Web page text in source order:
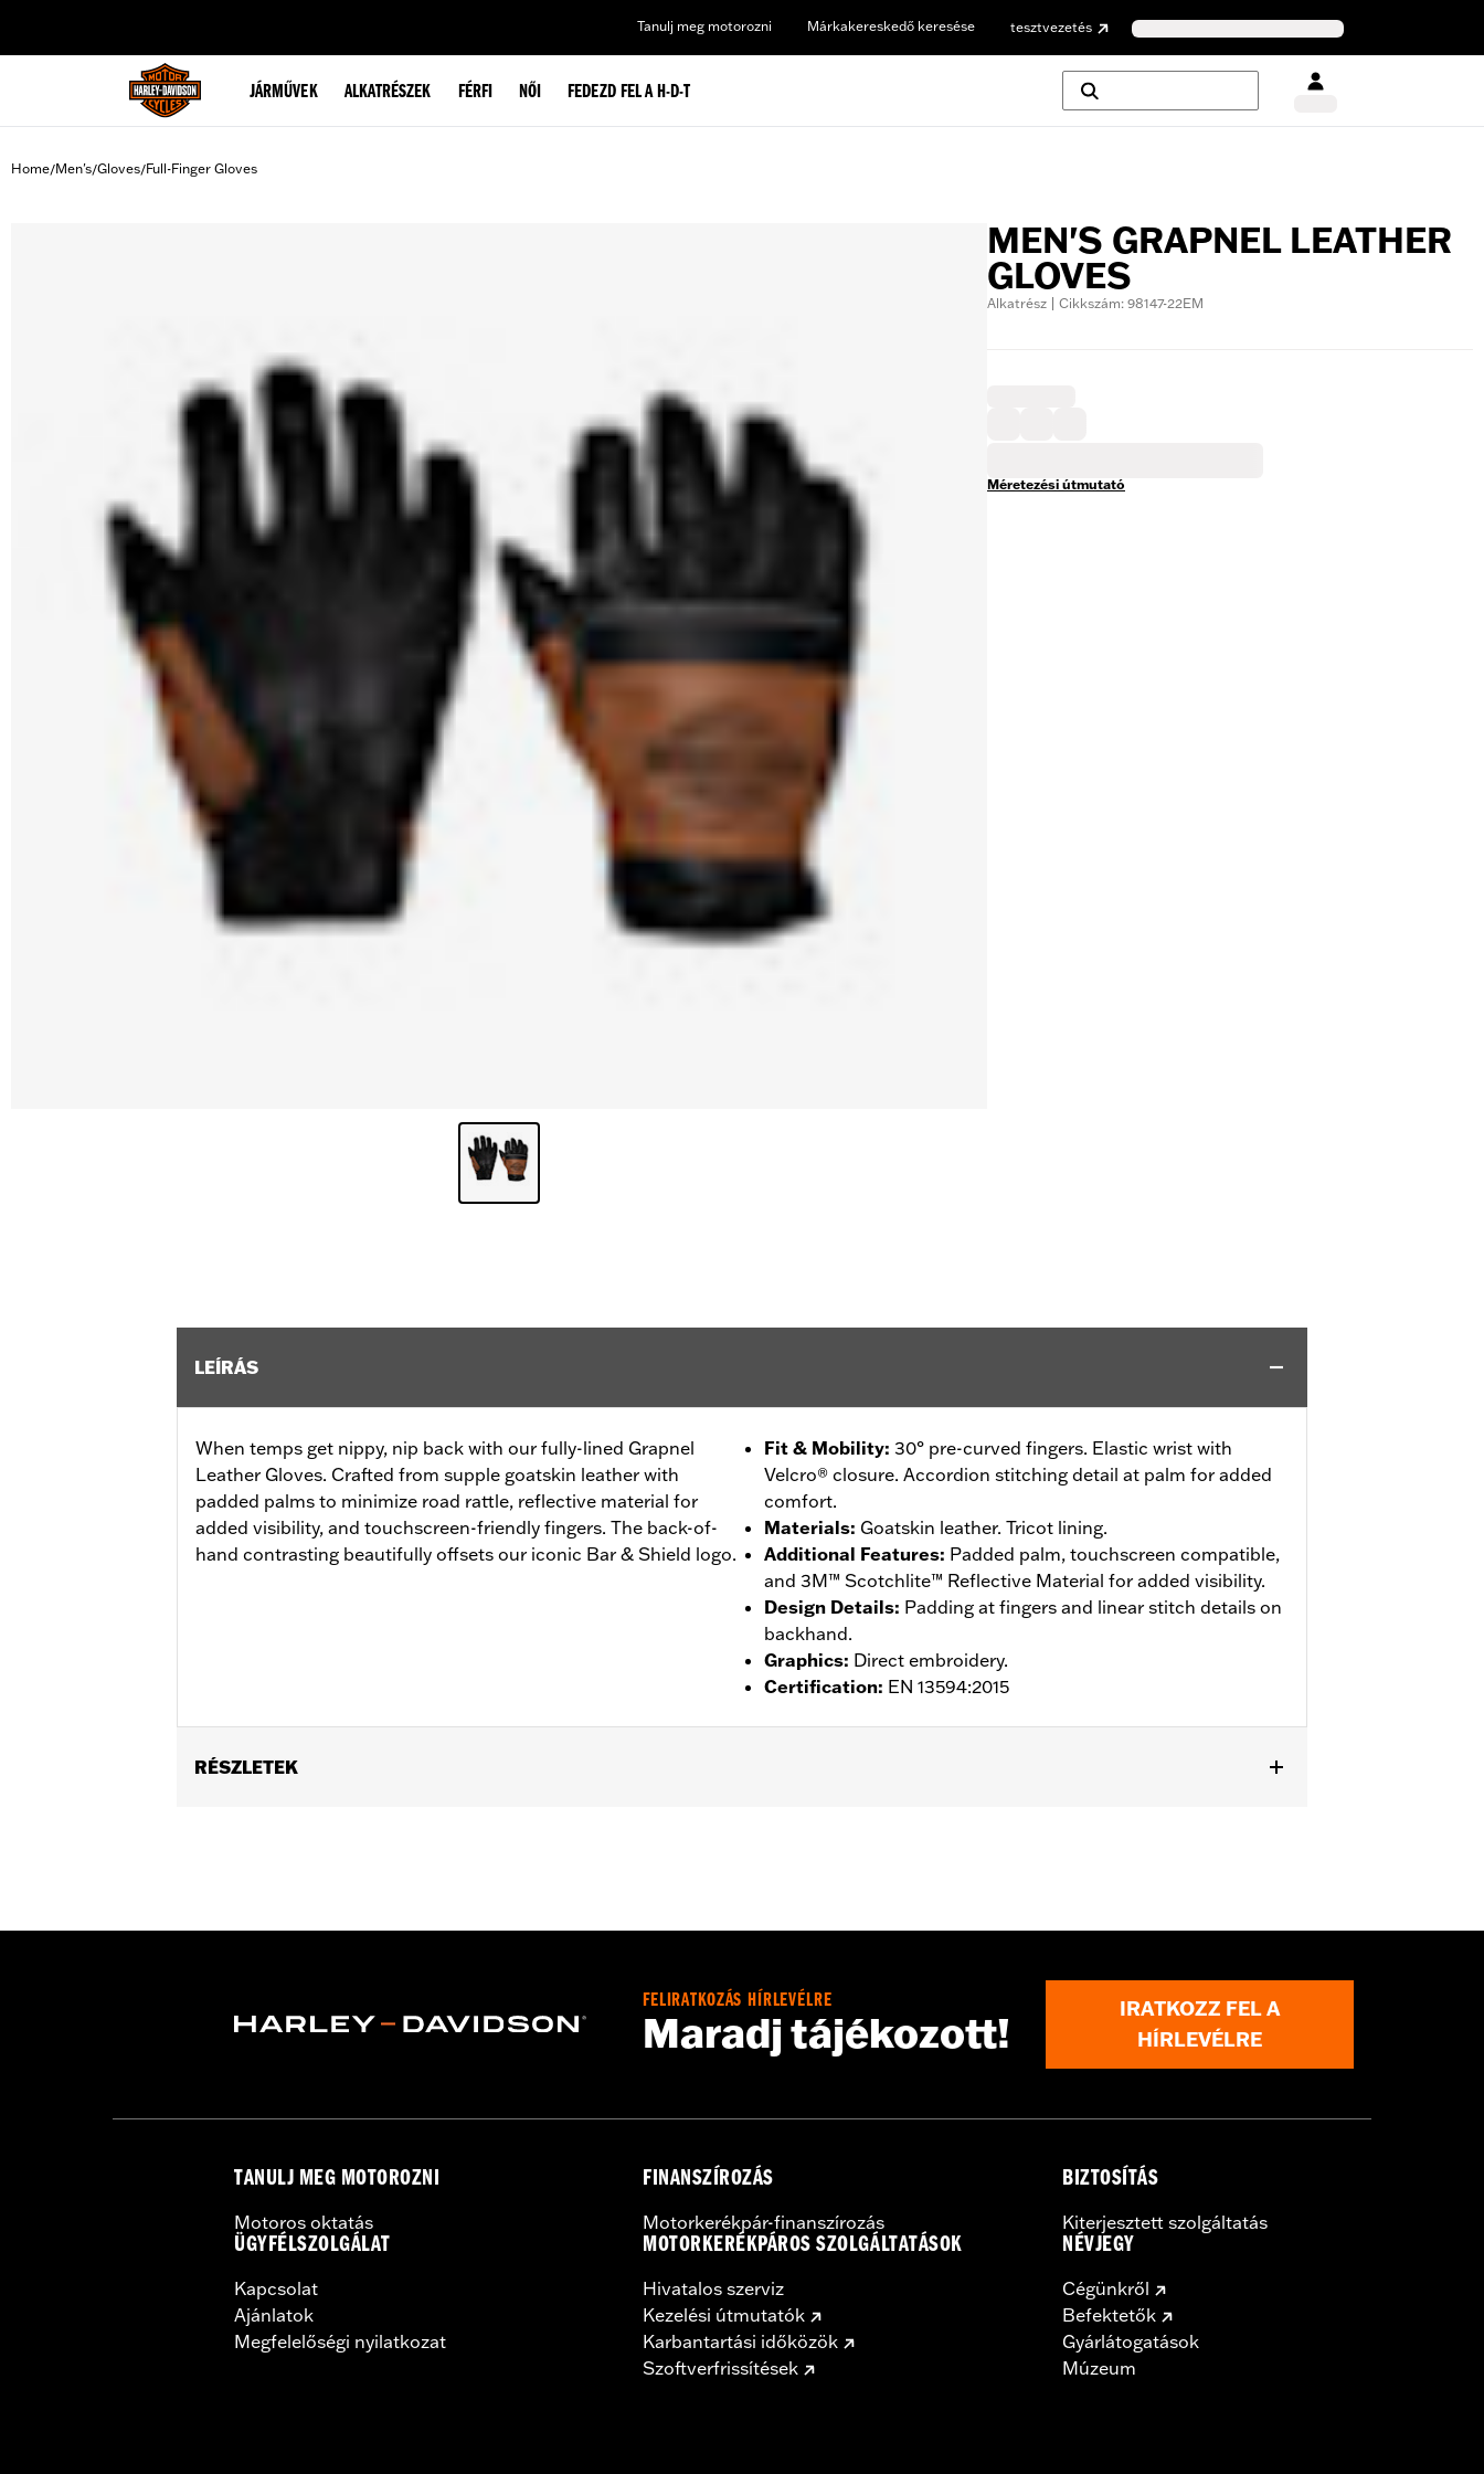
Tanulj meg motorozni Márkakereskedő keresése tesztvezetés
JÁRMŰVEK ALKATRÉSZEK FÉRFI NŐI FEDEZD FEL A H-D-T
Home/Men's/Gloves/Full-Finger Gloves
MEN'S GRAPNEL LEATHER
GLOVES
Alkatrész | Cikkszám: 98147-22EM
Méretezési útmutató
LEÍRÁS
When temps get nippy, nip back with our fully-lined Grapnel
Leather Gloves. Crafted from supple goatskin leather with
padded palms to minimize road rattle, reflective material for
added visibility, and touchscreen-friendly fingers. The back-of-
hand contrasting beautifully offsets our iconic Bar & Shield logo.
Fit & Mobility: 30° pre-curved fingers. Elastic wrist with
Velcro® closure. Accordion stitching detail at palm for added
comfort.
Materials: Goatskin leather. Tricot lining.
Additional Features: Padded palm, touchscreen compatible,
and 3M™ Scotchlite™ Reflective Material for added visibility.
Design Details: Padding at fingers and linear stitch details on
backhand.
Graphics: Direct embroidery.
Certification: EN 13594:2015
RÉSZLETEK
FELIRATKOZÁS HÍRLEVÉLRE
Maradj tájékozott!
IRATKOZZ FEL A
HÍRLEVÉLRE
TANULJ MEG MOTOROZNI
Motoros oktatás
ÜGYFÉLSZOLGÁLAT
Kapcsolat
Ajánlatok
Megfelelőségi nyilatkozat
FINANSZÍROZÁS
Motorkerékpár-finanszírozás
MOTORKERÉKPÁROS SZOLGÁLTATÁSOK
Hivatalos szerviz
Kezelési útmutatók
Karbantartási időközök
Szoftverfrissítések
BIZTOSÍTÁS
Kiterjesztett szolgáltatás
NÉVJEGY
Cégünkről
Befektetők
Gyárlátogatások
Múzeum